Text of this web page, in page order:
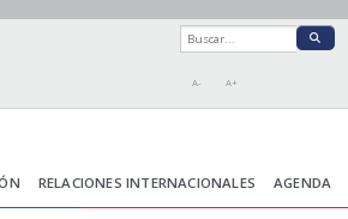
A- A+
RELACIONES INTERNACIONALES AGENDA